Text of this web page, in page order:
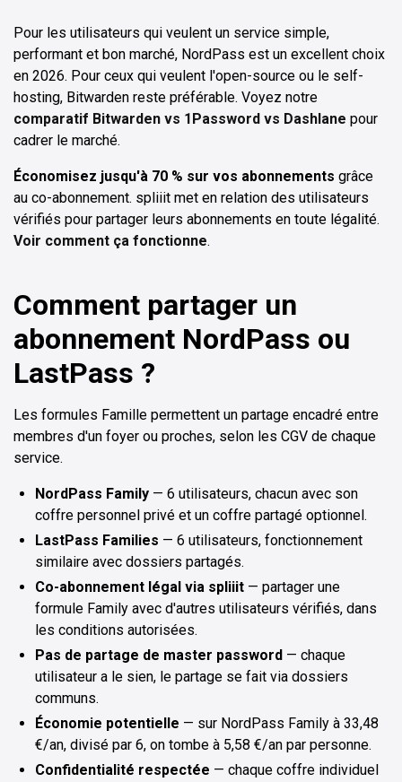
Pour les utilisateurs qui veulent un service simple,
performant et bon marché, NordPass est un excellent choix
en 2026. Pour ceux qui veulent l'open-source ou le self-
hosting, Bitwarden reste préférable. Voyez notre
comparatif Bitwarden vs 1Password vs Dashlane pour
cadrer le marché.
Économisez jusqu'à 70 % sur vos abonnements grâce
au co-abonnement. spliiit met en relation des utilisateurs
vérifiés pour partager leurs abonnements en toute légalité.
Voir comment ça fonctionne.
Comment partager un
abonnement NordPass ou
LastPass ?
Les formules Famille permettent un partage encadré entre
membres d'un foyer ou proches, selon les CGV de chaque
service.
NordPass Family — 6 utilisateurs, chacun avec son
coffre personnel privé et un coffre partagé optionnel.
LastPass Families — 6 utilisateurs, fonctionnement
similaire avec dossiers partagés.
Co-abonnement légal via spliiit — partager une
formule Family avec d'autres utilisateurs vérifiés, dans
les conditions autorisées.
Pas de partage de master password — chaque
utilisateur a le sien, le partage se fait via dossiers
communs.
Économie potentielle — sur NordPass Family à 33,48
€/an, divisé par 6, on tombe à 5,58 €/an par personne.
Confidentialité respectée — chaque coffre individuel